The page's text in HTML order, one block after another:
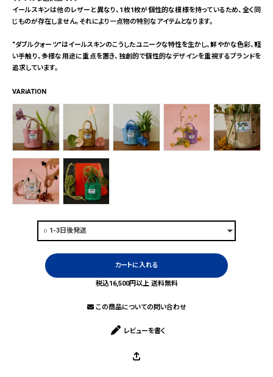
イールスキンは他のレザーと異なり、1枚1枚が個性的な模様を持っているため、全く同
じものが存在しません。それにより一点物の特別なアイテムとなります。
“ダブルクォーツ”はイールスキンのこうしたユニークな特性を生かし、鮮やかな色彩、軽
い手触り、多様な用途に重点を置き、独創的で個性的なデザインを重視するブランドを
追求しています。
VARiATION
カートに入れる
税込16,500円以上 送料無料
この商品についての問い合わせ
レビューを書く